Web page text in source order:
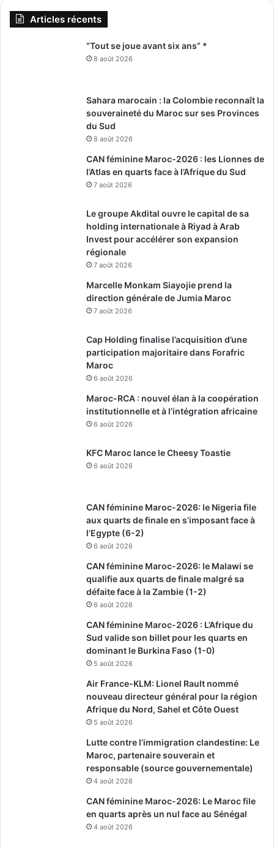
Articles récents
“Tout se joue avant six ans” *
8 août 2026
Sahara marocain : la Colombie reconnaît la
souveraineté du Maroc sur ses Provinces
du Sud
8 août 2026
CAN féminine Maroc-2026 : les Lionnes de
l’Atlas en quarts face à l’Afrique du Sud
7 août 2026
Le groupe Akdital ouvre le capital de sa
holding internationale à Riyad à Arab
Invest pour accélérer son expansion
régionale
7 août 2026
Marcelle Monkam Siayojie prend la
direction générale de Jumia Maroc
7 août 2026
Cap Holding finalise l’acquisition d’une
participation majoritaire dans Forafric
Maroc
6 août 2026
Maroc-RCA : nouvel élan à la coopération
institutionnelle et à l’intégration africaine
6 août 2026
KFC Maroc lance le Cheesy Toastie
6 août 2026
CAN féminine Maroc-2026: le Nigeria file
aux quarts de finale en s’imposant face à
l’Egypte (6-2)
6 août 2026
CAN féminine Maroc-2026: le Malawi se
qualifie aux quarts de finale malgré sa
défaite face à la Zambie (1-2)
6 août 2026
CAN féminine Maroc-2026 : L’Afrique du
Sud valide son billet pour les quarts en
dominant le Burkina Faso (1-0)
5 août 2026
Air France-KLM: Lionel Rault nommé
nouveau directeur général pour la région
Afrique du Nord, Sahel et Côte Ouest
5 août 2026
Lutte contre l’immigration clandestine: Le
Maroc, partenaire souverain et
responsable (source gouvernementale)
4 août 2026
CAN féminine Maroc-2026: Le Maroc file
en quarts après un nul face au Sénégal
4 août 2026